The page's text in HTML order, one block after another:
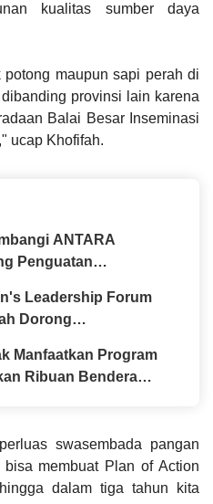
kualitas sumber daya
maupun sapi perah di
provinsi lain karena
Balai Besar Inseminasi
ucap Khofifah.
ANTARA
Penguatan
Leadership Forum
Dorong
Manfaatkan Program
Ribuan Bendera
swasembada pangan
membuat Plan of Action
dalam tiga tahun kita